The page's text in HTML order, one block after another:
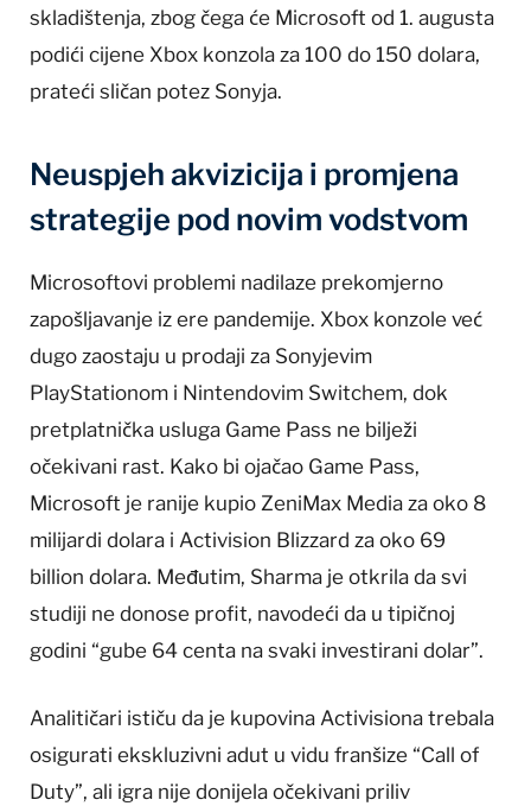
skladištenja, zbog čega će Microsoft od 1. augusta
podići cijene Xbox konzola za 100 do 150 dolara,
prateći sličan potez Sonyja.
Neuspjeh akvizicija i promjena
strategije pod novim vodstvom
Microsoftovi problemi nadilaze prekomjerno
zapošljavanje iz ere pandemije. Xbox konzole već
dugo zaostaju u prodaji za Sonyjevim
PlayStationom i Nintendovim Switchem, dok
pretplatnička usluga Game Pass ne bilježi
očekivani rast. Kako bi ojačao Game Pass,
Microsoft je ranije kupio ZeniMax Media za oko 8
milijardi dolara i Activision Blizzard za oko 69
billion dolara. Međutim, Sharma je otkrila da svi
studiji ne donose profit, navodeći da u tipičnoj
godini “gube 64 centa na svaki investirani dolar”.
Analitičari ističu da je kupovina Activisiona trebala
osigurati ekskluzivni adut u vidu franšize “Call of
Duty”, ali igra nije donijela očekivani priliv